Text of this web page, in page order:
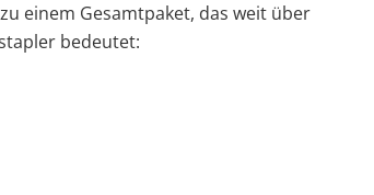
einem Gesamtpaket, das weit über
bedeutet: